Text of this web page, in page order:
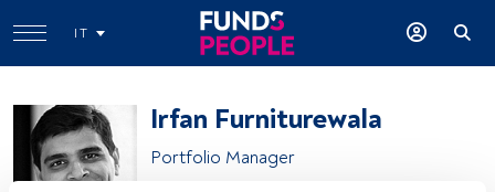
IT
Irfan Furniturewala
Portfolio Manager